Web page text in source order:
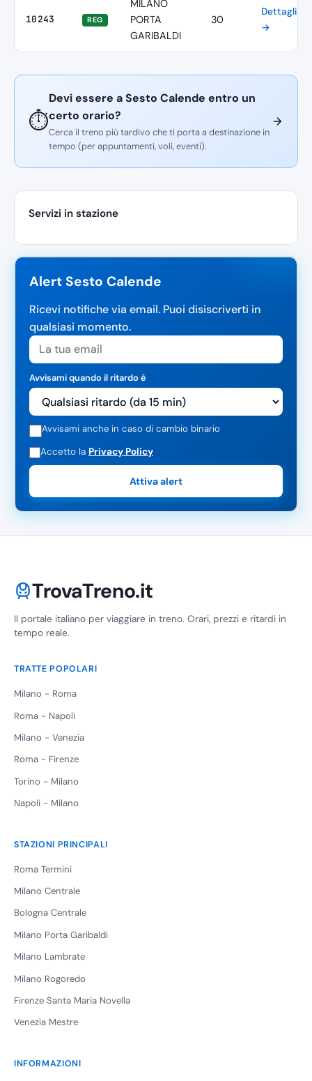
10243 REG
MILANO
PORTA
GARIBALDI
30
Dettagli
→
⏱️
Devi essere a Sesto Calende entro un
certo orario?
Cerca il treno più tardivo che ti porta a destinazione in
tempo (per appuntamenti, voli, eventi).
Servizi in stazione
Alert Sesto Calende
Ricevi notifiche via email. Puoi disiscriverti in
qualsiasi momento.
Avvisami quando il ritardo è
Avvisami anche in caso di cambio binario
Accetto la Privacy Policy
Attiva alert
TrovaTreno.it
Il portale italiano per viaggiare in treno. Orari, prezzi e ritardi in
tempo reale.
TRATTE POPOLARI
Milano - Roma
Roma - Napoli
Milano - Venezia
Roma - Firenze
Torino - Milano
Napoli - Milano
STAZIONI PRINCIPALI
Roma Termini
Milano Centrale
Bologna Centrale
Milano Porta Garibaldi
Milano Lambrate
Milano Rogoredo
Firenze Santa Maria Novella
Venezia Mestre
INFORMAZIONI